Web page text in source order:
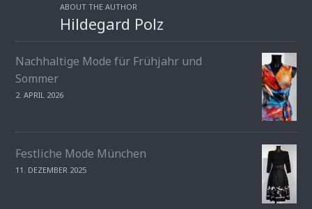
ABOUT THE AUTHOR
Hildegard Polz
Nachhaltige Mode für Frühjahr und
Sommer
2. APRIL 2026
Festliche Mode München
11. DEZEMBER 2025